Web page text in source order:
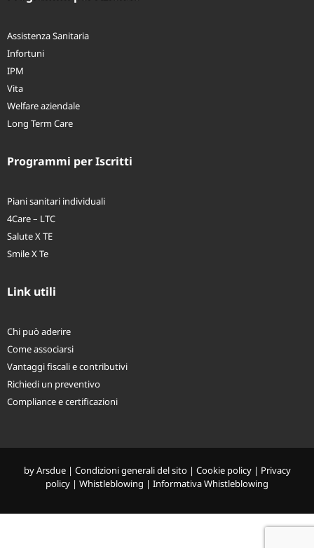
Assistenza Sanitaria
Infortuni
IPM
Vita
Welfare aziendale
Piani sanitari individuali
4Care – LTC
Salute X TE
Chi può aderire
Come associarsi
Vantaggi fiscali e contributivi
Richiedi un preventivo
Arsdue|Condizioni generali del sito|Cookie policy|Privacy